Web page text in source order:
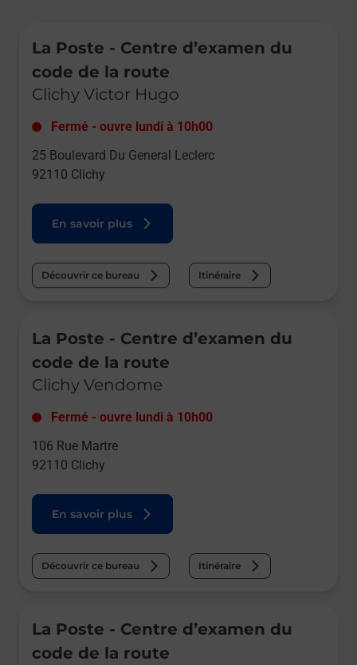
La Poste - Centre d’examen du
code de la route
Clichy Victor Hugo
Fermé - ouvre lundi à 10h00
25 Boulevard Du General Leclerc
92110 Clichy
En savoir plus
Découvrir ce bureau Itinéraire
La Poste - Centre d’examen du
code de la route
Clichy Vendome
Fermé - ouvre lundi à 10h00
106 Rue Martre
92110 Clichy
En savoir plus
Découvrir ce bureau Itinéraire
La Poste - Centre d’examen du
code de la route